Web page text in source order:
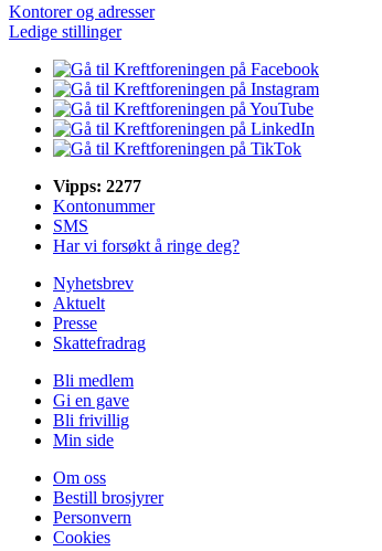
Kontorer og adresser
Ledige stillinger
Vipps: 2277
Kontonummer
SMS
Har vi forsøkt å ringe deg?
Nyhetsbrev
Aktuelt
Presse
Skattefradrag
Bli medlem
Gi en gave
Bli frivillig
Min side
Om oss
Bestill brosjyrer
Personvern
Cookies